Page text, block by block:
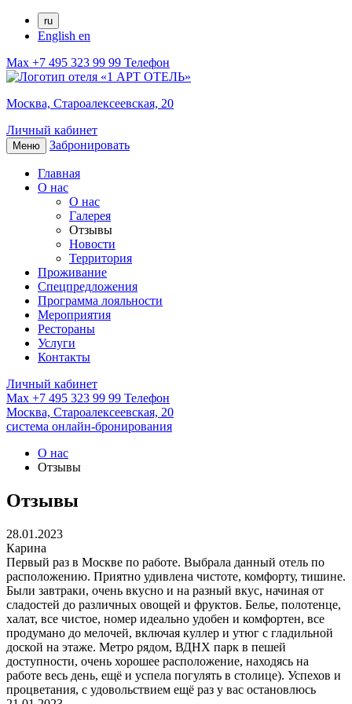
ru
English en
Max +7 495 323 99 99 Телефон
Москва, Староалексеевская, 20
Личный кабинет
Меню Забронировать
Главная
О нас
О нас
Галерея
Отзывы
Новости
Территория
Проживание
Спецпредложения
Программа лояльности
Мероприятия
Рестораны
Услуги
Контакты
Личный кабинет
Max +7 495 323 99 99 Телефон
Москва, Староалексеевская, 20
система онлайн-бронирования
О нас
Отзывы
Отзывы
28.01.2023
Карина
Первый раз в Москве по работе. Выбрала данный отель по
расположению. Приятно удивлена чистоте, комфорту, тишине.
Были завтраки, очень вкусно и на разный вкус, начиная от
сладостей до различных овощей и фруктов. Белье, полотенце,
халат, все чистое, номер идеально удобен и комфортен, все
продумано до мелочей, включая куллер и утюг с гладильной
доской на этаже. Метро рядом, ВДНХ парк в пешей
доступности, очень хорошее расположение, находясь на
работе весь день, ещё и успела погулять в столице). Успехов и
процветания, с удовольствием ещё раз у вас остановлюсь